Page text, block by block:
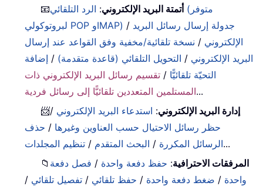
📧
أتمتة البريد الإلكتروني: الرد التلقائي (متوفر
لبروتوكولي POP وIMAP) / جدولة إرسال رسائل البريد
الإلكتروني / نسخة تلقائية/مخفية وفق القواعد عند إرسال
البريد الإلكتروني / التحويل التلقائي (قاعدة متقدمة) / إضافة
التحيّة تلقائيًّا / تقسيم رسائل البريد الإلكتروني ذات
المستلمين المتعددين تلقائيًّا إلى رسائل فردية...
📨
إدارة البريد الإلكتروني: استدعاء البريد الإلكتروني /
حظر رسائل الاحتيال حسب العناوين وغيرها / حذف
الرسائل المكررة / البحث المتقدم / تنظيم المجلدات
...
📁
المرفقات الاحترافية: حفظ دفعة واحدة / فصل دفعة
واحدة / ضغط دفعة واحدة / حفظ تلقائي / تفصيل تلقائي /